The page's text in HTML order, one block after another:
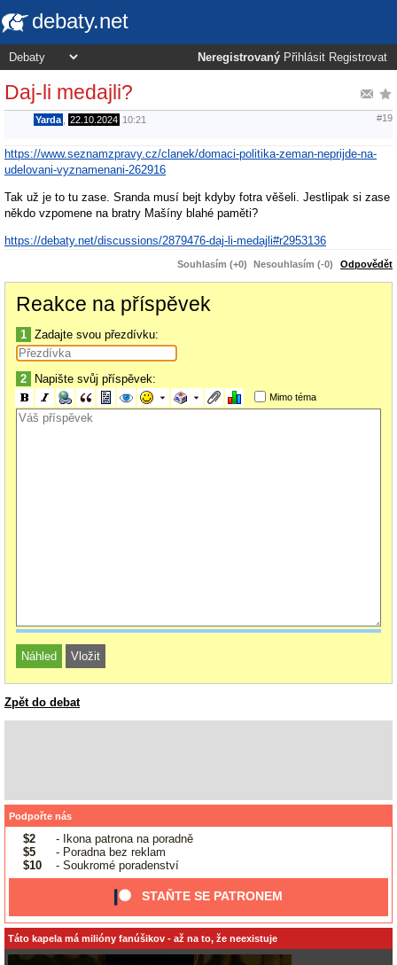
debaty.net
Neregistrovaný Přihlásit Registrovat
Daj-li medajli?
Yarda 22.10.2024 10:21 #19
https://www.seznamzpravy.cz/clanek/domaci-politika-zeman-neprijde-na-
udelovani-vyznamenani-262916
Tak už je to tu zase. Sranda musí bejt kdyby fotra věšeli. Jestlipak si zase
někdo vzpomene na bratry Mašíny blahé paměti?
https://debaty.net/discussions/2879476-daj-li-medajli#r2953136
Souhlasím (+0) Nesouhlasím (-0) Odpovědět
Reakce na příspěvek
1 Zadajte svou přezdívku:
2 Napište svůj příspěvek:
Mimo téma
Zpět do debat
Podpořte nás
$2
- Ikona patrona na poradně
$5
- Poradna bez reklam
$10
- Soukromé poradenství
STAŇTE SE PATRONEM
Táto kapela má milióny fanúšikov - až na to, že neexistuje